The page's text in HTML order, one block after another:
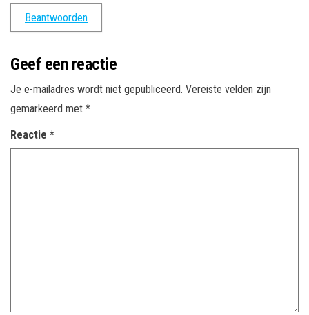
Beantwoorden
Geef een reactie
Je e-mailadres wordt niet gepubliceerd. Vereiste velden zijn
gemarkeerd met *
Reactie *